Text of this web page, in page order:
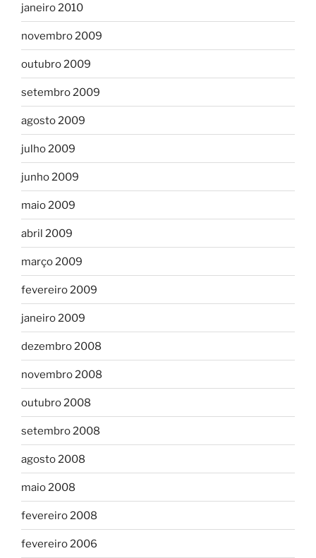
janeiro 2010
novembro 2009
outubro 2009
setembro 2009
agosto 2009
julho 2009
junho 2009
maio 2009
abril 2009
março 2009
fevereiro 2009
janeiro 2009
dezembro 2008
novembro 2008
outubro 2008
setembro 2008
agosto 2008
maio 2008
fevereiro 2008
fevereiro 2006